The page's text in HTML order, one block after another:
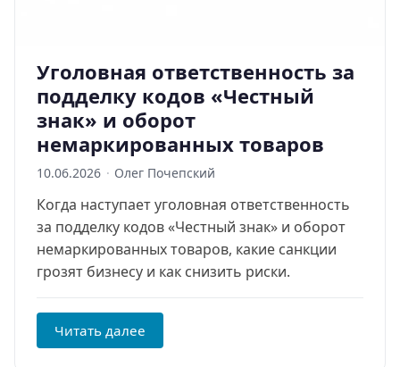
Уголовная ответственность за
подделку кодов «Честный
знак» и оборот
немаркированных товаров
10.06.2026 · Олег Почепский
Когда наступает уголовная ответственность
за подделку кодов «Честный знак» и оборот
немаркированных товаров, какие санкции
грозят бизнесу и как снизить риски.
Читать далее